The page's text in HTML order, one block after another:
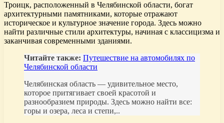
Троицк, расположенный в Челябинской области, богат
архитектурными памятниками, которые отражают
историческое и культурное значение города. Здесь можно
найти различные стили архитектуры, начиная с классицизма и
заканчивая современными зданиями.
Читайте также: Путешествие на автомобилях по
Челябинской области
Челябинская область — удивительное место,
которое притягивает своей красотой и
разнообразием природы. Здесь можно найти все:
горы и озера, леса и степи,..